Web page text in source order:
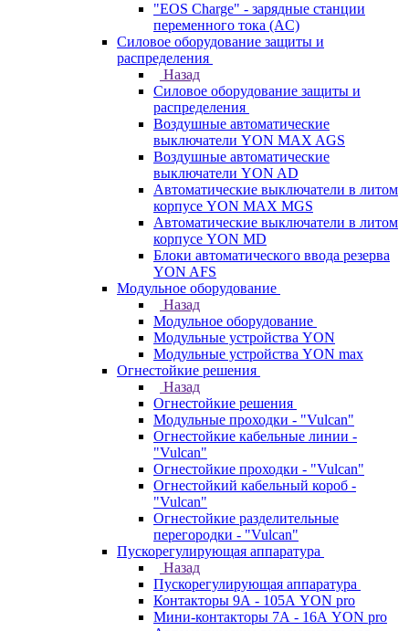
"EOS Charge" - зарядные станции
переменного тока (AC)
Силовое оборудование защиты и
распределения
Назад
Силовое оборудование защиты и
распределения
Воздушные автоматические
выключатели YON MAX AGS
Воздушные автоматические
выключатели YON AD
Автоматические выключатели в литом
корпусе YON MAX MGS
Автоматические выключатели в литом
корпусе YON MD
Блоки автоматического ввода резерва
YON AFS
Модульное оборудование
Назад
Модульное оборудование
Модульные устройства YON
Модульные устройства YON max
Огнестойкие решения
Назад
Огнестойкие решения
Модульные проходки - "Vulcan"
Огнестойкие кабельные линии -
"Vulcan"
Огнестойкие проходки - "Vulcan"
Огнестойкий кабельный короб -
"Vulcan"
Огнестойкие разделительные
перегородки - "Vulcan"
Пускорегулирующая аппаратура
Назад
Пускорегулирующая аппаратура
Контакторы 9А - 105А YON pro
Мини-контакторы 7А - 16А YON pro